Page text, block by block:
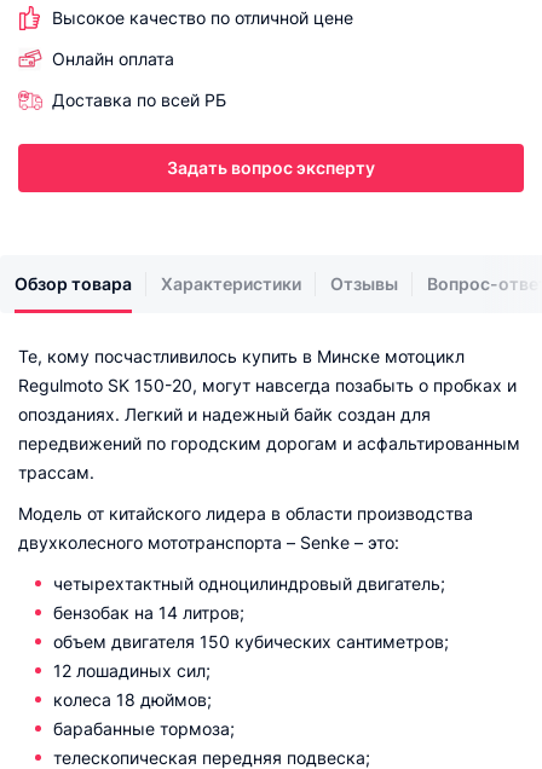
Высокое качество по отличной цене
Онлайн оплата
Доставка по всей РБ
Задать вопрос эксперту
Обзор товара Характеристики Отзывы Вопрос-
Те, кому посчастливилось купить в Минске мотоцикл
Regulmoto SK 150-20, могут навсегда позабыть о пробках и
опозданиях. Легкий и надежный байк создан для
передвижений по городским дорогам и асфальтированным
трассам.
Модель от китайского лидера в области производства
двухколесного мототранспорта – Senke – это:
четырехтактный одноцилиндровый двигатель;
бензобак на 14 литров;
объем двигателя 150 кубических сантиметров;
12 лошадиных сил;
колеса 18 дюймов;
барабанные тормоза;
телескопическая передняя подвеска;